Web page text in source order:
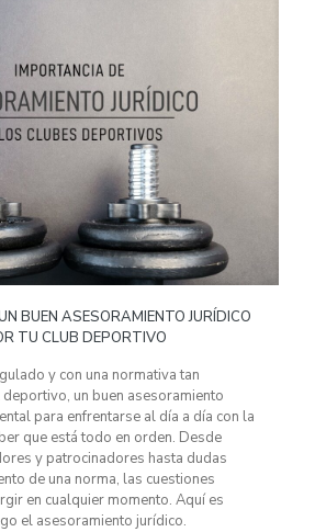
BUEN ASESORAMIENTO JURÍDICO
TU CLUB DEPORTIVO
y con una normativa tan
un buen asesoramiento
para enfrentarse al día a día con la
que está todo en orden. Desde
y patrocinadores hasta dudas
de una norma, las cuestiones
en cualquier momento. Aquí es
el asesoramiento jurídico.